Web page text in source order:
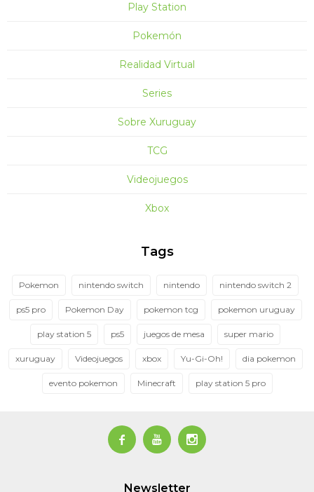
Play Station
Pokemón
Realidad Virtual
Series
Sobre Xuruguay
TCG
Videojuegos
Xbox
Tags
Pokemon nintendo switch nintendo nintendo switch 2
ps5 pro Pokemon Day pokemon tcg pokemon uruguay
play station 5 ps5 juegos de mesa super mario
xuruguay Videojuegos xbox Yu-Gi-Oh! dia pokemon
evento pokemon Minecraft play station 5 pro
  
Newsletter